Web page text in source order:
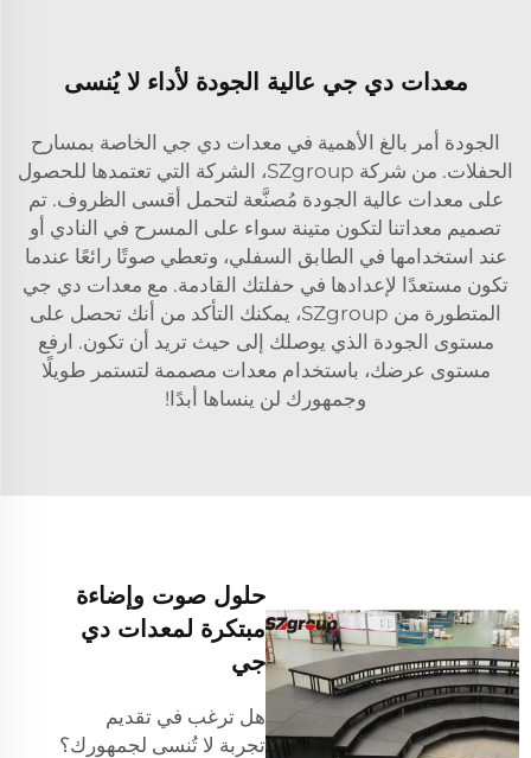
معدات دي جي عالية الجودة لأداء لا يُنسى
الجودة أمر بالغ الأهمية في معدات دي جي الخاصة بمسارح
الحفلات. من شركة SZgroup، الشركة التي تعتمدها للحصول
على معدات عالية الجودة مُصنَّعة لتحمل أقسى الظروف. تم
تصميم معداتنا لتكون متينة سواء على المسرح في النادي أو
عند استخدامها في الطابق السفلي، وتعطي صوتًا رائعًا عندما
تكون مستعدًا لإعدادها في حفلتك القادمة. مع معدات دي جي
المتطورة من SZgroup، يمكنك التأكد من أنك تحصل على
مستوى الجودة الذي يوصلك إلى حيث تريد أن تكون. ارفع
مستوى عرضك، باستخدام معدات مصممة لتستمر طويلًا
وجمهورك لن ينساها أبدًا!
حلول صوت وإضاءة
مبتكرة لمعدات دي
جي
هل ترغب في تقديم
تجربة لا تُنسى لجمهورك؟